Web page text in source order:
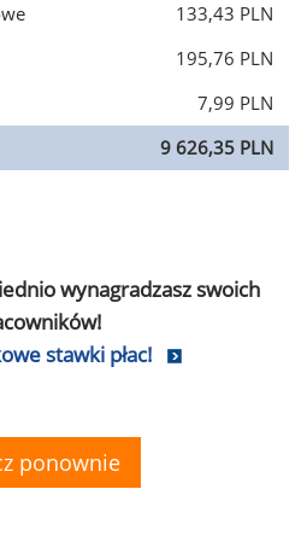
133,43 PLN
195,76 PLN
7,99 PLN
9 626,35 PLN
wynagradzasz swoich
stawki płac!
ponownie